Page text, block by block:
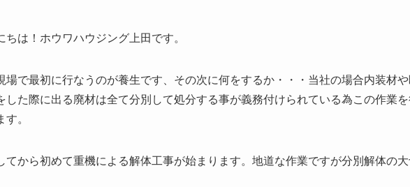
ちは！ホウワハウジング上田です。
場で最初に行なうのが養生です、その次に何をするか・・・当社の場合内装材
した際に出る廃材は全て分別して処分する事が義務付けられている為この作業
。
てから初めて重機による解体工事が始まります。地道な作業ですが分別解体の大